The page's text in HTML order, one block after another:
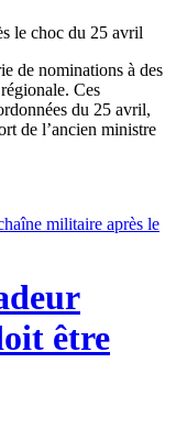
de nominations à des
Ces
du 25 avril,
de l’ancien ministre
militaire après le
être